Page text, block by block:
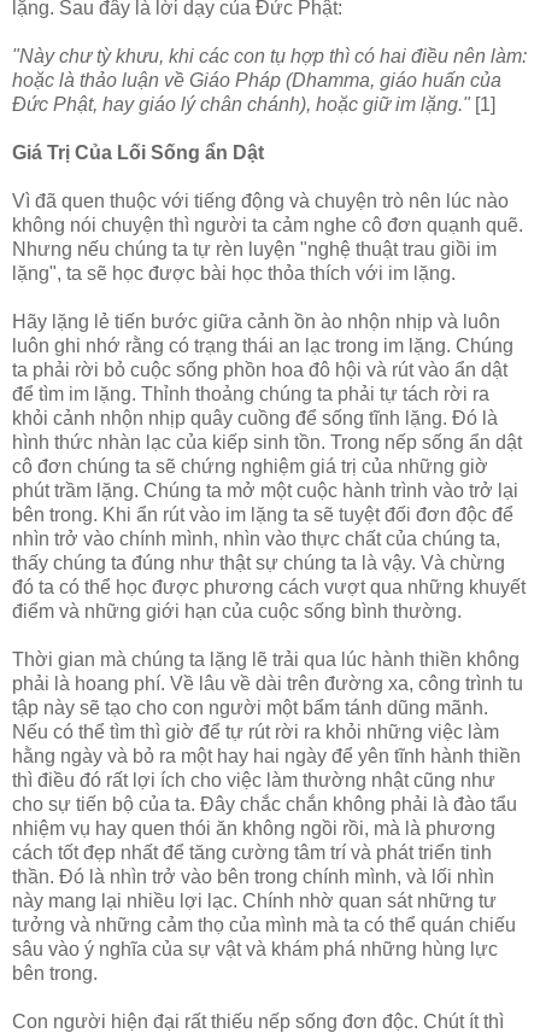
lặng. Sau đây là lời dạy của Ðức Phật:
"Này chư tỳ khưu, khi các con tụ hợp thì có hai điều nên làm:
hoặc là thảo luận về Giáo Pháp (Dhamma, giáo huấn của
Ðức Phật, hay giáo lý chân chánh), hoặc giữ im lặng." [1]
Giá Trị Của Lối Sống ẩn Dật
Vì đã quen thuộc với tiếng động và chuyện trò nên lúc nào
không nói chuyện thì người ta cảm nghe cô đơn quạnh quẽ.
Nhưng nếu chúng ta tự rèn luyện "nghệ thuật trau giồi im
lặng", ta sẽ học được bài học thỏa thích với im lặng.
Hãy lặng lẻ tiến bước giữa cảnh ồn ào nhộn nhịp và luôn
luôn ghi nhớ rằng có trạng thái an lạc trong im lặng. Chúng
ta phải rời bỏ cuộc sống phồn hoa đô hội và rút vào ẩn dật
để tìm im lặng. Thỉnh thoảng chúng ta phải tự tách rời ra
khỏi cảnh nhộn nhịp quây cuồng để sống tĩnh lặng. Ðó là
hình thức nhàn lạc của kiếp sinh tồn. Trong nếp sống ẩn dật
cô đơn chúng ta sẽ chứng nghiệm giá trị của những giờ
phút trầm lặng. Chúng ta mở một cuộc hành trình vào trở lại
bên trong. Khi ẩn rút vào im lặng ta sẽ tuyệt đối đơn độc để
nhìn trở vào chính mình, nhìn vào thực chất của chúng ta,
thấy chúng ta đúng như thật sự chúng ta là vậy. Và chừng
đó ta có thể học được phương cách vượt qua những khuyết
điểm và những giới hạn của cuộc sống bình thường.
Thời gian mà chúng ta lặng lẽ trải qua lúc hành thiền không
phải là hoang phí. Về lâu về dài trên đường xa, công trình tu
tập này sẽ tạo cho con người một bẩm tánh dũng mãnh.
Nếu có thể tìm thì giờ để tự rút rời ra khỏi những việc làm
hằng ngày và bỏ ra một hay hai ngày để yên tĩnh hành thiền
thì điều đó rất lợi ích cho việc làm thường nhật cũng như
cho sự tiến bộ của ta. Ðây chắc chắn không phải là đào tẩu
nhiệm vụ hay quen thói ăn không ngồi rồi, mà là phương
cách tốt đẹp nhất để tăng cường tâm trí và phát triển tinh
thần. Ðó là nhìn trở vào bên trong chính mình, và lối nhìn
này mang lại nhiều lợi lạc. Chính nhờ quan sát những tư
tưởng và những cảm thọ của mình mà ta có thể quán chiếu
sâu vào ý nghĩa của sự vật và khám phá những hùng lực
bên trong.
Con người hiện đại rất thiếu nếp sống đơn độc. Chút ít thì